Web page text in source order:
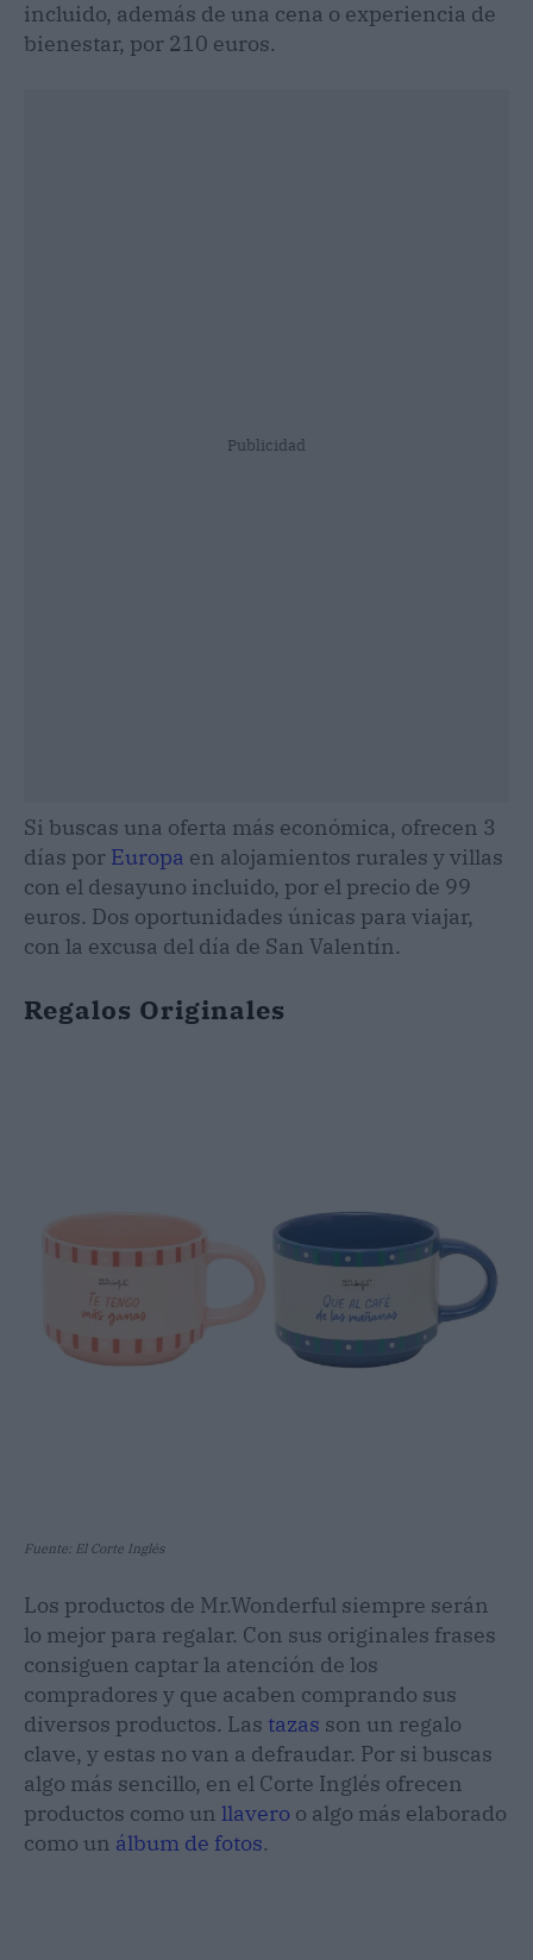
incluido, además de una cena o experiencia de
bienestar, por 210 euros.
Publicidad
Si buscas una oferta más económica, ofrecen 3
días por Europa en alojamientos rurales y villas
con el desayuno incluido, por el precio de 99
euros. Dos oportunidades únicas para viajar,
con la excusa del día de San Valentín.
Regalos Originales
Fuente: El Corte Inglés
Los productos de Mr.Wonderful siempre serán
lo mejor para regalar. Con sus originales frases
consiguen captar la atención de los
compradores y que acaben comprando sus
diversos productos. Las tazas son un regalo
clave, y estas no van a defraudar. Por si buscas
algo más sencillo, en el Corte Inglés ofrecen
productos como un llavero o algo más elaborado
como un álbum de fotos.